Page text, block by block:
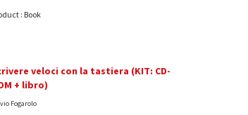
: Book
veloci con la tastiera (KIT: CD-
+ libro)
Fogarolo